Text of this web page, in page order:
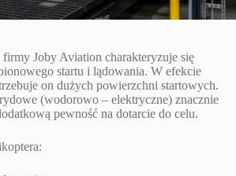
firmy Joby Aviation charakteryzuje się
startu i lądowania. W efekcie
on dużych powierzchni startowych.
(wodorowo – elektryczne) znacznie
pewność na dotarcie do celu.